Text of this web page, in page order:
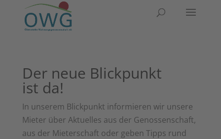
Der neue Blick­punkt
ist da!
In unse­rem Blick­punkt infor­mie­ren wir unse­re
Mie­ter über Aktu­el­les aus der Genos­sen­schaft,
aus der Mie­ter­schaft oder geben Tipps rund